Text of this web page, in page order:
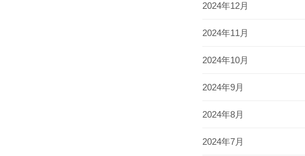
2024年12月
2024年11月
2024年10月
2024年9月
2024年8月
2024年7月